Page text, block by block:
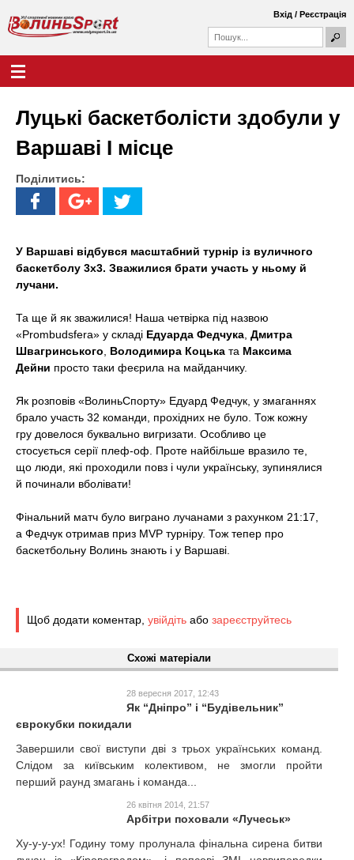
вмісту
В
л
и
н
ь
S
p
o
о
у
о
а
о
ш
Вхід / Реєстрація
Луцькі баскетболісти здобули у
Варшаві І місце
Поділитись:
У Варшаві відбувся масштабний турнір із вуличного
баскетболу 3х3. Зважилися брати участь у ньому й
лучани.
Та ще й як зважилися! Наша четвірка під назвою
«Prombudsfera» у складі Едуарда Федчука Дмитра
Швагринського
Володимира Коцька та Максима
Дейни просто таки феєрила на майданчику.
Як розповів «ВолиньСпорту» Едуард Федчук, у змаганнях
брало участь 32 команди, прохідних не було. Тож кожну
гру довелося буквально вигризати. Особливо це
стосується серії плеф-оф. Проте найбільше вразило те,
що люди, які проходили повз і чули українську, зупинялися
й починали вболівати!
Фінальний матч було виграно лучанами з рахунком 21:17,
а Федчук отримав приз MVP турніру. Тож тепер про
баскетбольну Волинь знають і у Варшаві.
Щоб додати коментар, увійдіть або зареєструйтесь
Схожі матеріали
28 вересня 2017, 12:43
Як “Дніпро” і “Будівельник”
єврокубки покидали
Завершили свої виступи дві з трьох українських команд.
Слідом за київським колективом, не змогли пройти
перший раунд змагань і команда...
26 квітня 2014, 21:57
Арбітри поховали «Лучеськ»
Ху-у-у-ух! Годину тому пролунала фінальна сирена битви